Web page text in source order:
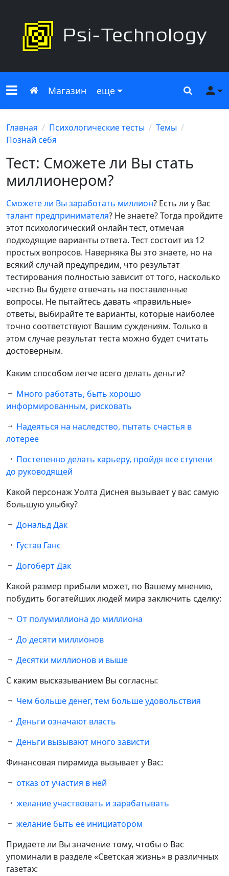
Меню сайта
Главная
Магазин еще Поиск
Главная Психологические тесты
Темы
Познай себя
Тест: Сможете ли Вы стать
миллионером?
Сможете ли Вы заработать миллион? Есть ли у Вас
талант предпринимателя? Не знаете? Тогда пройдите
этот психологический онлайн тест, отмечая
подходящие варианты ответа. Тест состоит из 12
простых вопросов. Наверняка Вы это знаете, но на
всякий случай предупредим, что результат
тестирования полностью зависит от того, насколько
честно Вы будете отвечать на поставленные
вопросы. Не пытайтесь давать «правильные»
ответы, выбирайте те варианты, которые наиболее
точно соответствуют Вашим суждениям. Только в
этом случае результат теста можно будет считать
достоверным.
Каким способом легче всего делать деньги?
Много работать, быть хорошо
информированным, рисковать
Надеяться на наследство, пытать счастья в
лотерее
Постепенно делать карьеру, пройдя все ступени
до руководящей
Какой персонаж Уолта Диснея вызывает у вас самую
большую улыбку?
Дональд Дак
Густав Ганс
Догоберт Дак
Какой размер прибыли может, по Вашему мнению,
побудить богатейших людей мира заключить сделку:
От полумиллиона до миллиона
До десяти миллионов
Десятки миллионов и выше
С каким высказыванием Вы согласны:
Чем больше денег, тем больше удовольствия
Деньги означают власть
Деньги вызывают много зависти
Финансовая пирамида вызывает у Вас:
отказ от участия в ней
желание участвовать и зарабатывать
желание быть ее инициатором
Придаете ли Вы значение тому, чтобы о Вас
упоминали в разделе «Светская жизнь» в различных
газетах: